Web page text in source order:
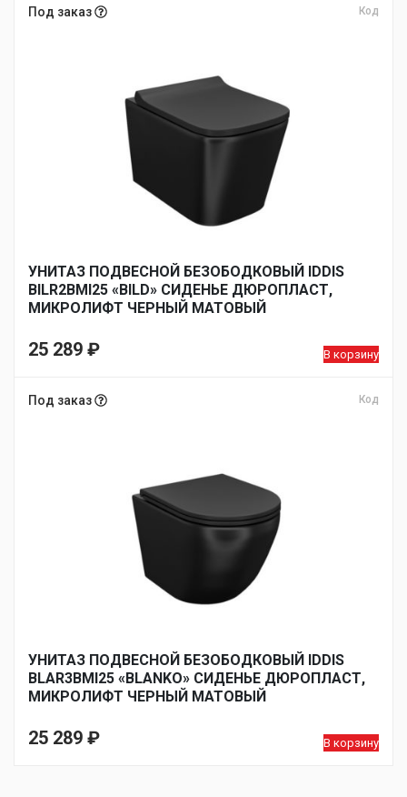
Под заказ Код
УНИТАЗ ПОДВЕСНОЙ БЕЗОБОДКОВЫЙ IDDIS
BILR2BMI25 «BILD» СИДЕНЬЕ ДЮРОПЛАСТ,
МИКРОЛИФТ ЧЕРНЫЙ МАТОВЫЙ
25 289 ₽ В корзину
Под заказ Код
УНИТАЗ ПОДВЕСНОЙ БЕЗОБОДКОВЫЙ IDDIS
BLAR3BMI25 «BLANKO» СИДЕНЬЕ ДЮРОПЛАСТ,
МИКРОЛИФТ ЧЕРНЫЙ МАТОВЫЙ
25 289 ₽ В корзину